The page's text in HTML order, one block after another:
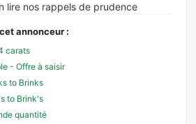
lire nos rappels de prudence
annonceur :
carats
- Offre à saisir
to Brinks
to Brink's
quantité